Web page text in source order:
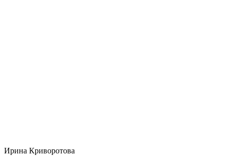
Ирина Криворотова